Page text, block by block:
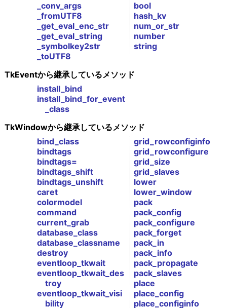
_conv_args
_fromUTF8
_get_eval_enc_str
_get_eval_string
_symbolkey2str
_toUTF8
bool
hash_kv
num_or_str
number
string
TkEventから継承しているメソッド
install_bind
install_bind_for_event
_class
TkWindowから継承しているメソッド
bind_class
bindtags
bindtags=
bindtags_shift
bindtags_unshift
caret
colormodel
command
current_grab
database_class
database_classname
destroy
eventloop_tkwait
eventloop_tkwait_des
troy
eventloop_tkwait_visi
bility
grid_rowconfiginfo
grid_rowconfigure
grid_size
grid_slaves
lower
lower_window
pack
pack_config
pack_configure
pack_forget
pack_in
pack_info
pack_propagate
pack_slaves
place
place_config
place_configinfo